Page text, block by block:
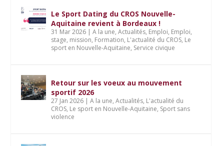
Le Sport Dating du CROS Nouvelle-
Aquitaine revient à Bordeaux !
31 Mar 2026 |A la une,Actualités, Emploi, Emploi,
stage, mission, Formation, L'actualité du CROS, Le
sport en Nouvelle-Aquitaine, Service civique
Retour sur les voeux au mouvement
sportif 2026
27 Jan 2026 |A la une,Actualités, L'actualité du
CROS, Le sport en Nouvelle-Aquitaine, Sport sans
violence